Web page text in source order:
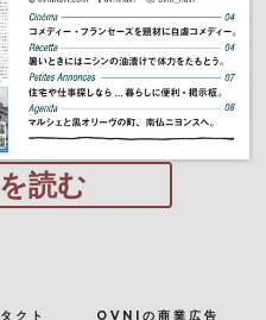
読む
クト OVNIの商業広告